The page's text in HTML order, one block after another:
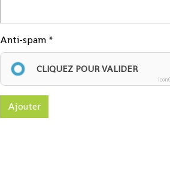
Anti-spam
CLIQUEZ POUR VALIDER
Ajouter